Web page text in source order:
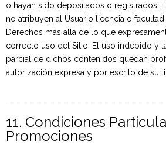
o hayan sido depositados o registrados.
no atribuyen al Usuario licencia o
Derechos más allá de lo que
correcto uso del Sitio. El uso indebido y
parcial de dichos contenidos quedan
autorización expresa y por escrito de su
11. Condiciones
Promociones